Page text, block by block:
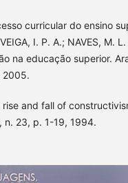
curricular do ensino
I. P. A.; NAVES, M.
na educação superior.
2005.
rise and fall of
n. 23, p. 1-19, 1994.